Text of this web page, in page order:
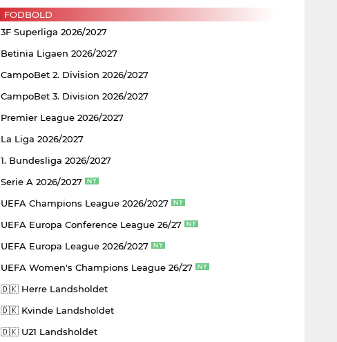
FODBOLD
3F Superliga 2026/2027
Betinia Ligaen 2026/2027
CampoBet 2. Division 2026/2027
CampoBet 3. Division 2026/2027
Premier League 2026/2027
La Liga 2026/2027
1. Bundesliga 2026/2027
Serie A 2026/2027
UEFA Champions League 2026/2027
UEFA Europa Conference League 26/27
UEFA Europa League 2026/2027
UEFA Women's Champions League 26/27
🇩🇰 Herre Landsholdet
🇩🇰 Kvinde Landsholdet
🇩🇰 U21 Landsholdet